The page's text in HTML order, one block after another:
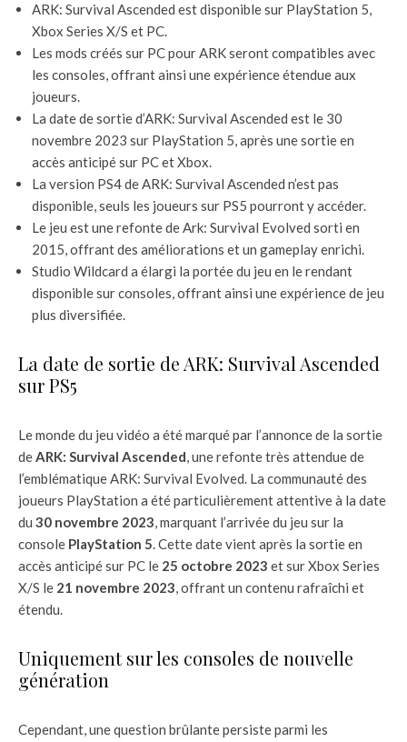
ARK: Survival Ascended est disponible sur PlayStation 5,
Xbox Series X/S et PC.
Les mods créés sur PC pour ARK seront compatibles avec
les consoles, offrant ainsi une expérience étendue aux
joueurs.
La date de sortie d’ARK: Survival Ascended est le 30
novembre 2023 sur PlayStation 5, après une sortie en
accès anticipé sur PC et Xbox.
La version PS4 de ARK: Survival Ascended n’est pas
disponible, seuls les joueurs sur PS5 pourront y accéder.
Le jeu est une refonte de Ark: Survival Evolved sorti en
2015, offrant des améliorations et un gameplay enrichi.
Studio Wildcard a élargi la portée du jeu en le rendant
disponible sur consoles, offrant ainsi une expérience de jeu
plus diversifiée.
La date de sortie de ARK: Survival Ascended
sur PS5
Le monde du jeu vidéo a été marqué par l’annonce de la sortie
deARK: Survival Ascended, une refonte très attendue de
l’emblématique ARK: Survival Evolved. La communauté des
joueurs PlayStation a été particulièrement attentive à la date
du 30 novembre 2023, marquant l’arrivée du jeu sur la
console PlayStation 5. Cette date vient après la sortie en
accès anticipé sur PC le 25 octobre 2023 et sur Xbox Series
X/S le 21 novembre 2023, offrant un contenu rafraîchi et
étendu.
Uniquement sur les consoles de nouvelle
génération
Cependant, une question brûlante persiste parmi les